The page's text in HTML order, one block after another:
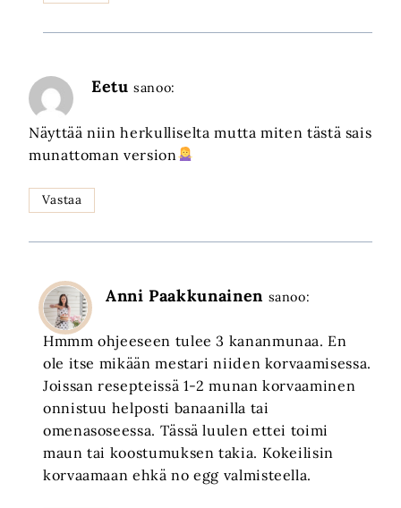
Eetu sanoo:
Näyttää niin herkulliselta mutta miten tästä sais
munattoman version
Vastaa
Anni Paakkunainen sanoo:
Hmmm ohjeeseen tulee 3 kananmunaa. En
ole itse mikään mestari niiden korvaamisessa.
Joissan resepteissä 1-2 munan korvaaminen
onnistuu helposti banaanilla tai
omenasoseessa. Tässä luulen ettei toimi
maun tai koostumuksen takia. Kokeilisin
korvaamaan ehkä no egg valmisteella.